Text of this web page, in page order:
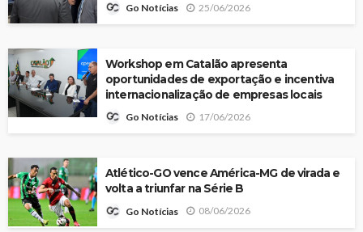
Go Notícias 25/06/2026
Workshop em Catalão apresenta
oportunidades de exportação e incentiva
internacionalização de empresas locais
Go Notícias 17/06/2026
Atlético-GO vence América-MG de virada e
volta a triunfar na Série B
Go Notícias 08/06/2026